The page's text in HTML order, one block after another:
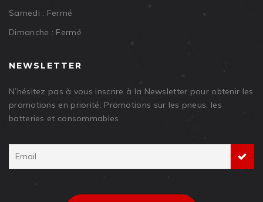
Samedi : Fermé
Dimanche : Fermé
NEWSLETTER
N’hésitez pas à vous inscrire à la Newsletter pour obtenir les
promotions en priorité. Promotions sur les pneus, les
batteries et consommables